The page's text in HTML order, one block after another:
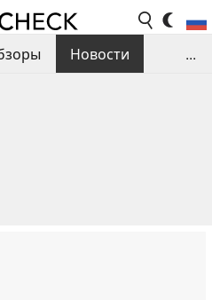
Новости
...